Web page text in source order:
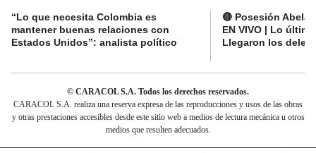
“Lo que necesita Colombia es
mantener buenas relaciones con
Estados Unidos”: analista político
🔴 Posesión
EN VIVO | Lo
Llegaron los
© CARACOL S.A. Todos los derechos reservados.
CARACOL S.A. realiza una reserva expresa de las reproducciones y usos de las obras
y otras prestaciones accesibles desde este sitio web a medios de lectura mecánica u otros
medios que resulten adecuados.